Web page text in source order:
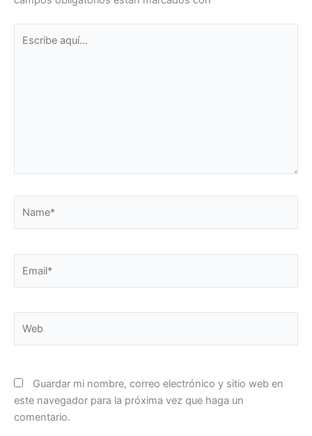
aquí...
Guardar mi nombre, correo electrónico y sitio web en
este navegador para la próxima vez que haga un
comentario.